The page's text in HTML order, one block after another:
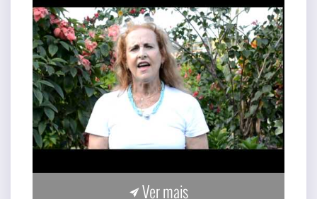
Ver mais